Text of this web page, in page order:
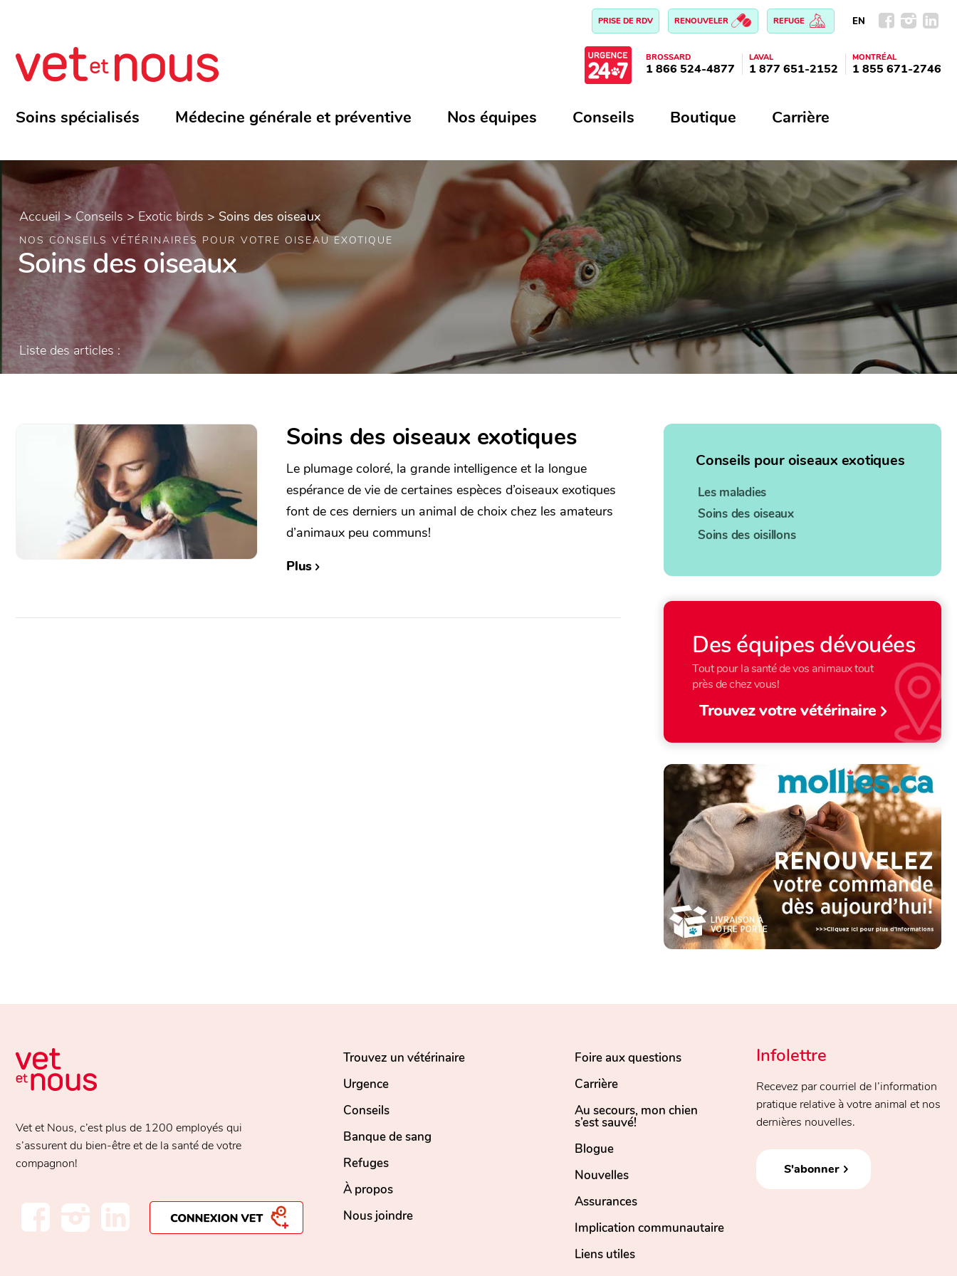
PRISE DE RDV RENOUVELER REFUGE EN
BROSSARD
1 866 524-4877
LAVAL
1 877 651-2152
MONTRÉAL
1 855 671-2746
Soins spécialisés Médecine générale et préventive Nos équipes Conseils Boutique Carrière
Accueil>Conseils > Exotic birds > Soins des oiseaux
NOS CONSEILS VÉTÉRINAIRES POUR VOTRE OISEAU EXOTIQUE
Soins des oiseaux
Liste des articles :
Soins des oiseaux exotiques
Le plumage coloré, la grande intelligence et la longue
espérance de vie de certaines espèces d’oiseaux exotiques
font de ces derniers un animal de choix chez les amateurs
d’animaux peu communs!
Plus
Conseils pour oiseaux exotiques
Les maladies
Soins des oiseaux
Soins des oisillons
Des équipes dévouées
Tout pour la santé de vos animaux tout
près de chez vous!
Trouvez votre vétérinaire
Vet et Nous, c’est plus de 1200 employés qui
s’assurent du bien-être et de la santé de votre
compagnon!
Trouvez un vétérinaire
Urgence
Conseils
Banque de sang
Refuges
À propos
Nous joindre
Foire aux questions
Carrière
Au secours, mon chien
s’est sauvé!
Blogue
Nouvelles
Assurances
Implication communautaire
Liens utiles
Infolettre
Recevez par courriel de l’information
pratique relative à votre animal et nos
dernières nouvelles.
S'abonner